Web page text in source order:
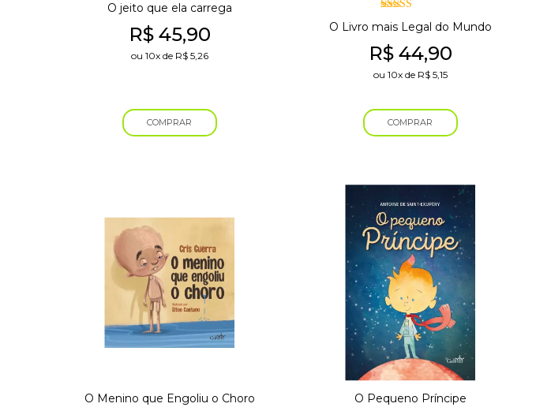
O jeito que ela carrega
R$45,90
ou 10xde R$5,26
COMPRAR
Avaliação
5.00de 5
O Livro mais Legal do Mundo
R$44,90
ou 10xde R$5,15
COMPRAR
O Menino que Engoliu o Choro O Pequeno Príncipe